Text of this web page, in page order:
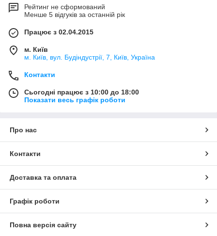
Рейтинг не сформований
Менше 5 відгуків за останній рік
Працює з 02.04.2015
м. Київ
м. Київ, вул. Будіндустрії, 7, Київ, Україна
Контакти
Сьогодні працює з 10:00 до 18:00
Показати весь графік роботи
Про нас
Контакти
Доставка та оплата
Графік роботи
Повна версія сайту